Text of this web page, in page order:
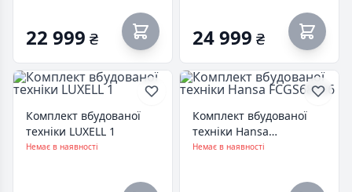
(SET_BO6735E05B_GTW641EB)
22 999 ₴ 24 999 ₴
Комплект вбудованої
техніки LUXELL 1
Немає в наявності
Комплект вбудованої
техніки Hansa
FCGS68326
Немає в наявності